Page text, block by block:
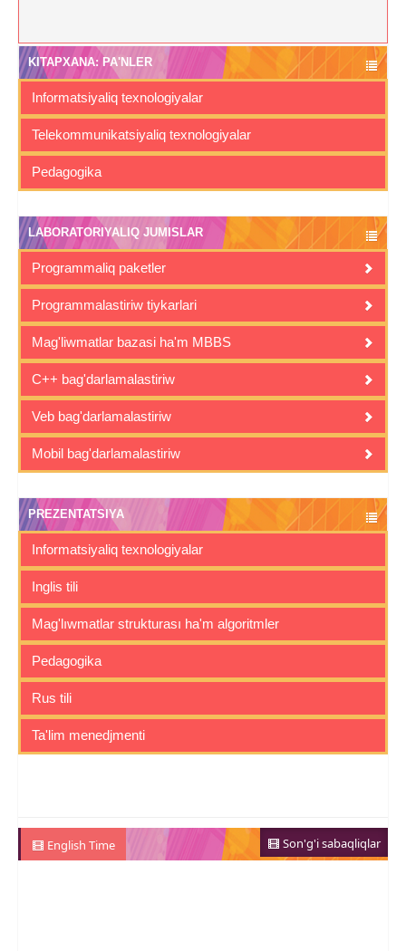
KITAPXANA: PA'NLER
Informatsiyaliq texnologiyalar
Telekommunikatsiyaliq texnologiyalar
Pedagogika
LABORATORIYALIQ JUMISLAR
Programmaliq paketler
Programmalastiriw tiykarlari
Mag'liwmatlar bazasi ha'm MBBS
C++ bag'darlamalastiriw
Veb bag'darlamalastiriw
Mobil bag'darlamalastiriw
PREZENTATSIYA
Informatsiyaliq texnologiyalar
Inglis tili
Mag'lıwmatlar strukturası ha'm algoritmler
Pedagogika
Rus tili
Ta'lim menedjmenti
English Time Son'g'i sabaqliqlar